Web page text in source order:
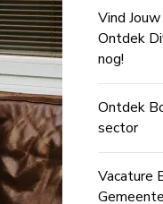
Vind
Ontdek
nog!
Ontdek
sector
Vacature